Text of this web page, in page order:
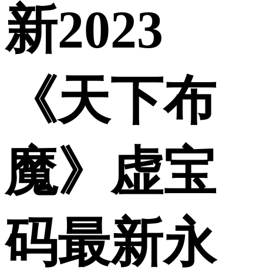
新2023
《天下布
魔》虚宝
码最新永